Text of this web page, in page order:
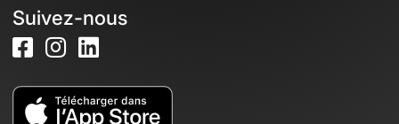
Suivez-nous